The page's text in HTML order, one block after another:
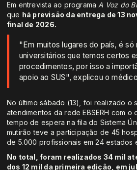
Em entrevista ao programa A Voz do
que há previsão da entrega de 13
final de 2026.
"Em muitos lugares do país, é só
universitários que temos certos
procedimentos, por isso a
apoio ao SUS", explicou o
No último sábado (13), foi realizado o
atendimentos da rede EBSERH com
tempo de espera na fila do Sistema
mutirão teve a participação de 45
de 5.000 profissionais em 24 estados
No total, foram realizados 34 mil
dos 12 mil da primeira edição, em